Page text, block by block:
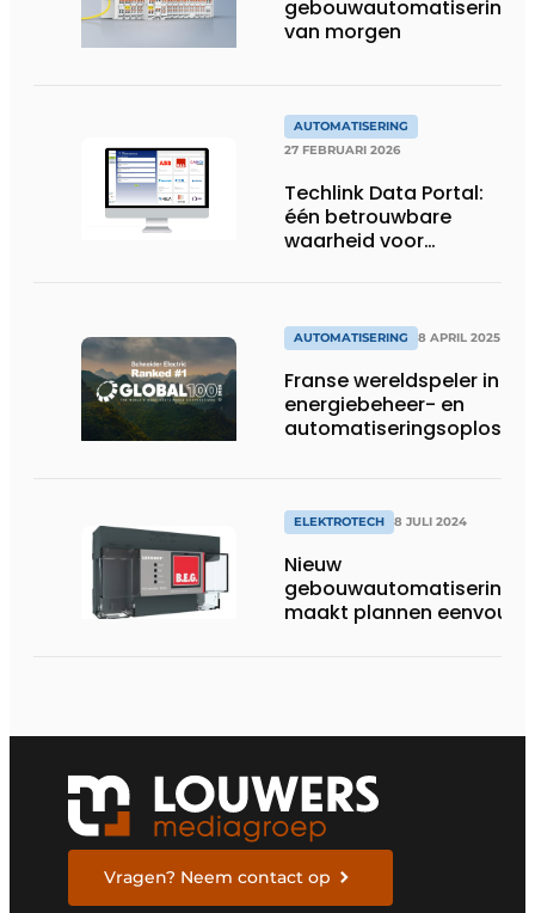
gebouwautomatisering
van morgen
AUTOMATISERING
27 FEBRUARI 2026
Techlink Data Portal:
één betrouwbare
waarheid voor
AUTOMATISERING 8 APRIL 2025
Franse wereldspeler in
energiebeheer- en
ELEKTROTECH 8 JULI 2024
Nieuw
maakt plannen
Vragen? Neem contact op